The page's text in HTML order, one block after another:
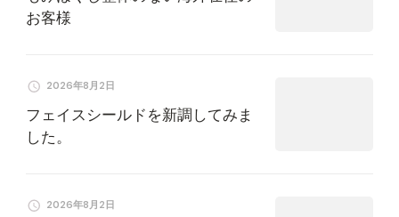
お客様
2026年8月2日
フェイスシールドを新調してみま
した。
2026年8月2日